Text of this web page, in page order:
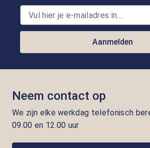
Aanmelden
Neem contact op
We zijn elke werkdag telefonisch
09.00 en 12.00 uur